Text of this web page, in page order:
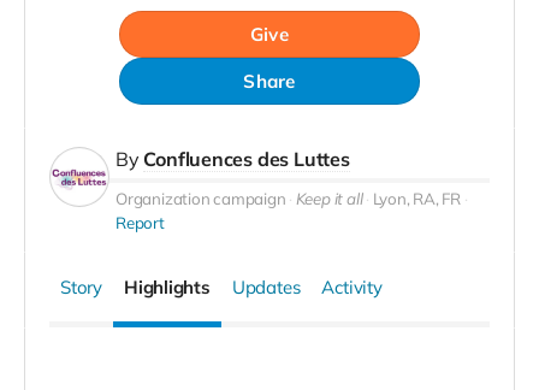
Give
Share
By Confluences des Luttes
Organization campaign Keep it all Lyon, RA, FR
Report
Story Highlights Updates Activity